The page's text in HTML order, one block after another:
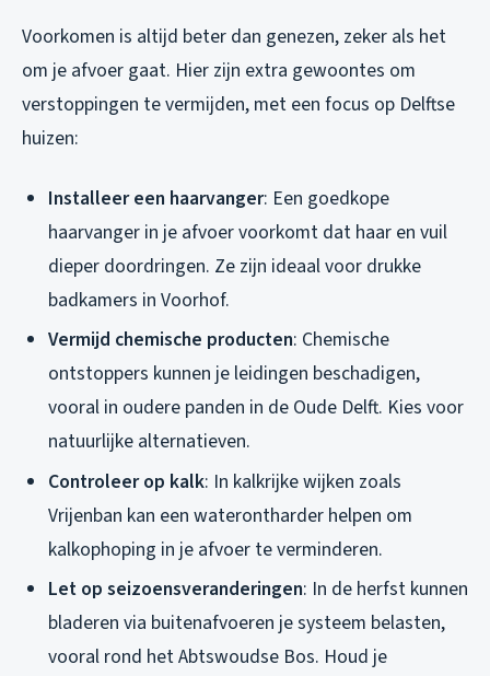
Voorkomen is altijd beter dan genezen, zeker als het
om je afvoer gaat. Hier zijn extra gewoontes om
verstoppingen te vermijden, met een focus op Delftse
huizen:
Installeer een haarvanger: Een goedkope
haarvanger in je afvoer voorkomt dat haar en vuil
dieper doordringen. Ze zijn ideaal voor drukke
badkamers in Voorhof.
Vermijd chemische producten: Chemische
ontstoppers kunnen je leidingen beschadigen,
vooral in oudere panden in de Oude Delft. Kies voor
natuurlijke alternatieven.
Controleer op kalk: In kalkrijke wijken zoals
Vrijenban kan een waterontharder helpen om
kalkophoping in je afvoer te verminderen.
Let op seizoensveranderingen: In de herfst kunnen
bladeren via buitenafvoeren je systeem belasten,
vooral rond het Abtswoudse Bos. Houd je